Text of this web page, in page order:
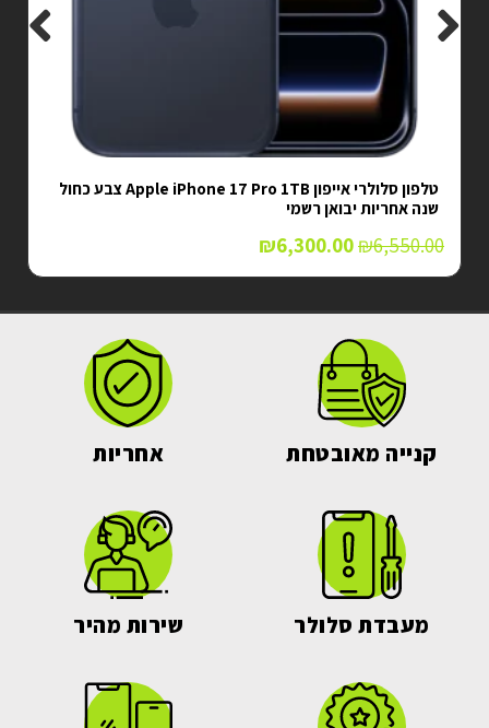
טלפון סלולרי אייפון Apple iPhone 17 Pro 1TB צבע כחול
שנה אחריות יבואן רשמי
₪6,550.00
₪6,300.00
קנייה מאובטחת אחריות
מעבדת סלולר שירות מהיר